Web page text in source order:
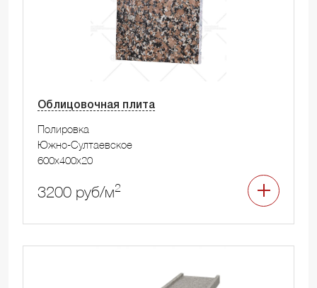
Облицовочная плита
Полировка
Южно-Султаевское
600x400x20
3200 руб/м2